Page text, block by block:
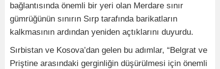
bağlantısında önemli bir yeri olan Merdare sınır
gümrüğünün sınırın Sırp tarafında barikatların
kalkmasının ardından yeniden açtıklarını duyurdu.
Sırbistan ve Kosova’dan gelen bu adımlar, “Belgrat ve
Priştine arasındaki gerginliğin düşürülmesi için önemli